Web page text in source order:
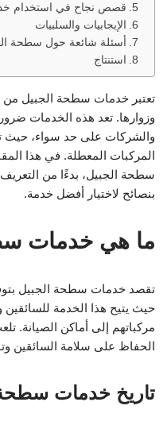
قصص نجاح في استخدام
الإيجابيات والسلبيات
أسئلة شائعة حول سطحة
استنتاج
تعتبر خدمات سطحة الجبيل من
وزوارها. تعد هذه الخدمات
والشركات على حد سواء، حيث
المركبات المعطلة. في هذا
سطحة الجبيل، بدءًا من التعريف
بنصائح لاختيار أفضل خدمة.
ما هي خدمات
تقصد خدمات سطحة الجبيل
حيث يتيح هذا الخدمة
مركباتهم إلى أماكن الصيانة.
الحفاظ على سلامة السائقين
تاريخ خدمات